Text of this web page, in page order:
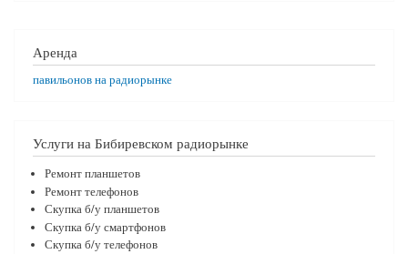
Аренда
павильонов на радиорынке
Услуги на Бибиревском радиорынке
Ремонт планшетов
Ремонт телефонов
Скупка б/у планшетов
Скупка б/у смартфонов
Скупка б/у телефонов